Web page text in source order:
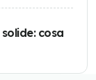
cosa